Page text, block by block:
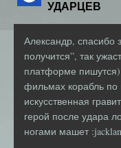
УДАРЦЕВ
Александр, спасибо
получится”, так
платформе
фильмах корабль по
искусственная
герой после удара
ногами машет